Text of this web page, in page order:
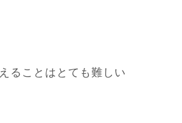
ることはとても難しい